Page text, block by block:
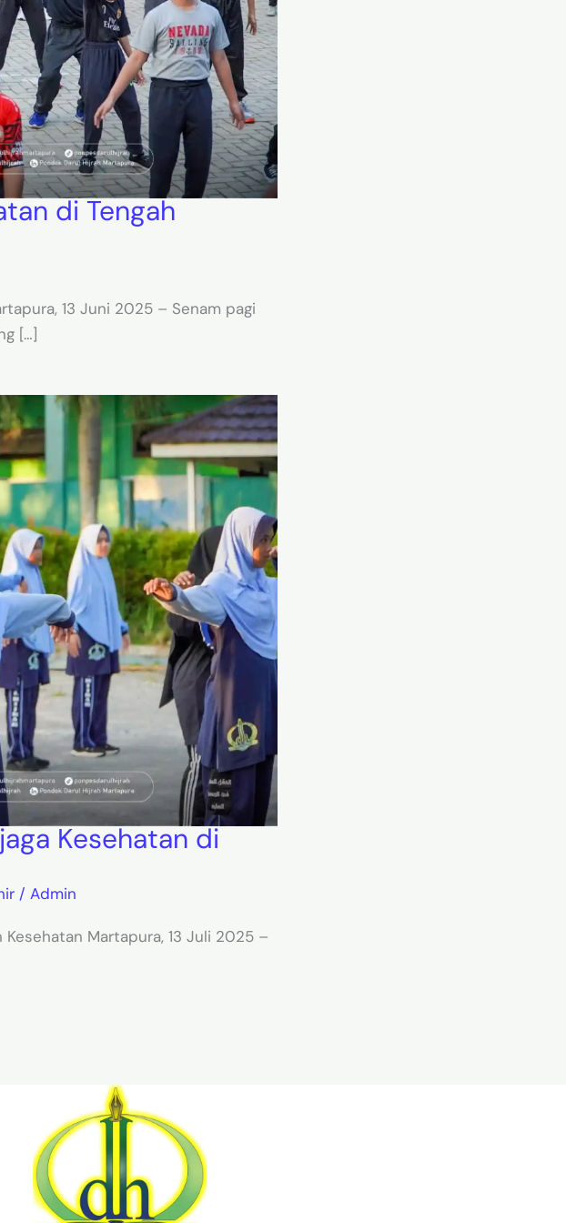
di Tengah
13 Juni 2025 – Senam pagi
[…]
Kesehatan di
/ Admin
Kesehatan Martapura, 13 Juli 2025 –